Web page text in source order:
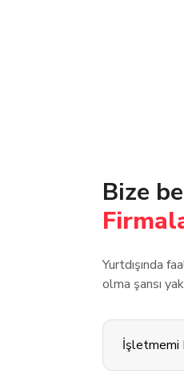
Bize
Yurtdışında
olma şansı
İşletmemi